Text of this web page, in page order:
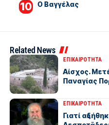
Ο Βαγγέλας
Related News
ΕΠΙΚΑΙΡΟΤΗΤΑ
Αίσχος.
Παναγίας
ΕΠΙΚΑΙΡΟΤΗΤΑ
Γιατί